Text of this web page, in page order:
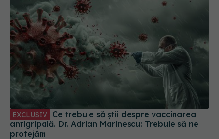
EXCLUSIV
antigripală. Dr. Adrian Marinescu: Trebuie să ne
protejăm